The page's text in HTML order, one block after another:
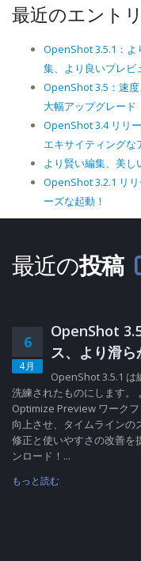
最近のエント
OpenShot 3.5.1：よ
集、より良いプレビ
OpenShot 3.5：速
大幅アップグレード
OpenShot 3.4 リリ
エキサイティングな
より賢い編集、美
OpenShot 3.2.1 リ
ーズな起動！
最近の投稿
6
4月
OpenShot
ス、より滑
OpenShot 3.5.1 は
洗練されたものにします。
Optimize Preview ワーク
向上させ、タイムラインの
修正と使いやすさの改善を
ンロード！...
もっと読む